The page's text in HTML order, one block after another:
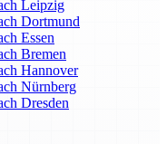
Leipzig
Dortmund
Essen
Bremen
Hannover
Nürnberg
Dresden